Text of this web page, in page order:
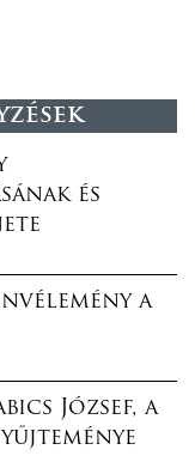
és
a
József, a